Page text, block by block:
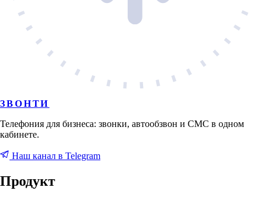
ЗВОНТИ
Телефония для бизнеса: звонки, автообзвон и СМС в одном
кабинете.
Наш канал в Telegram
Продукт